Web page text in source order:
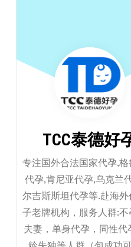
TCC泰德好
专注国外合法国家代孕,格
代孕,肯尼亚代孕,乌克兰
尔吉斯斯坦代孕等.赴海外
子老牌机构，服务人群:
夫妻，单身代孕，同性代